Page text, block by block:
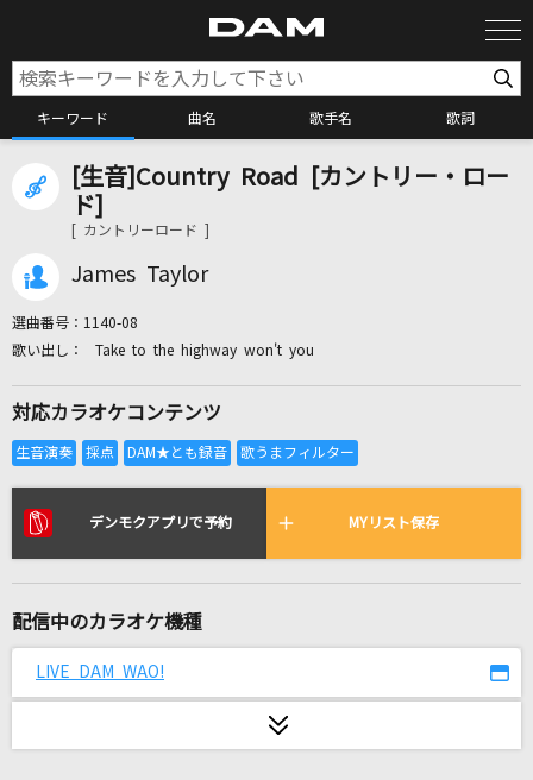
キーワード 曲名 歌手名 歌詞
カラオケ検索
カラオケリクエスト
リアルタイムで歌われている曲の一覧
好きすぎて滅！
なんでもないよ、
マカロニえんぴつ
嵐(アラシ)
[生音]Country Road [カントリー・ロー
ド]
[ カントリーロード ]
James Taylor
選曲番号： 1140-08
Take to the highway won't you
対応カラオケコンテンツ
デンモクアプリで予約 MYリスト保存
配信中のカラオケ機種
LIVE DAM WAO!